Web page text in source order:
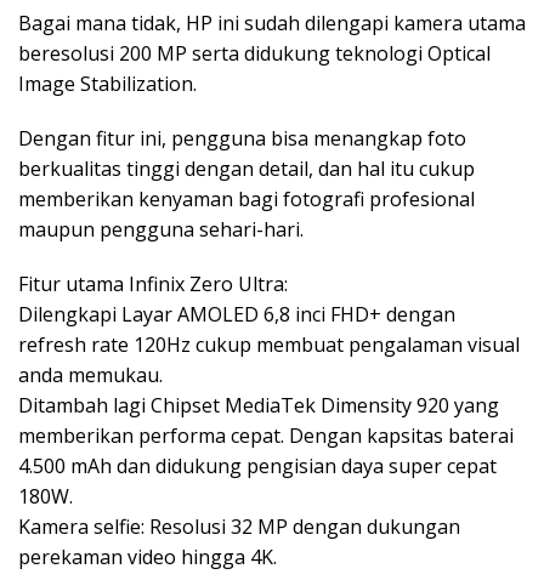
Bagai mana tidak, HP ini sudah dilengapi kamera utama
beresolusi 200 MP serta didukung teknologi Optical
Image Stabilization.
Dengan fitur ini, pengguna bisa menangkap foto
berkualitas tinggi dengan detail, dan hal itu cukup
memberikan kenyaman bagi fotografi profesional
maupun pengguna sehari-hari.
Fitur utama Infinix Zero Ultra:
Dilengkapi Layar AMOLED 6,8 inci FHD+ dengan
refresh rate 120Hz cukup membuat pengalaman visual
anda memukau.
Ditambah lagi Chipset MediaTek Dimensity 920 yang
memberikan performa cepat. Dengan kapsitas baterai
4.500 mAh dan didukung pengisian daya super cepat
180W.
Kamera selfie: Resolusi 32 MP dengan dukungan
perekaman video hingga 4K.